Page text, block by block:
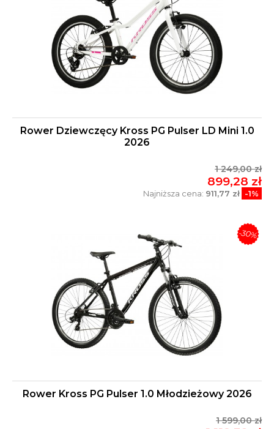
Rower Dziewczęcy Kross PG Pulser LD Mini 1.0
2026
1 249,00 zł
899,28 zł
Najniższa cena: 911,77 zł -1%
Rower Kross PG Pulser 1.0 Młodzieżowy 2026
1 599,00 zł
-30%